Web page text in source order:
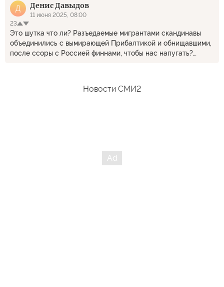
ублажали их миролюбие. Кто их покусал? Что показывают
анализы?
Д Денис Давыдов
11 июня 2025, 08:00
23
Это шутка что ли? Разъедаемые мигрантами скандинавы
объединились с вымирающей Прибалтикой и обнищавшими,
после ссоры с Россией финнами, чтобы нас напугать?
у нас тогда "поджигатели мира"???
Новости СМИ2